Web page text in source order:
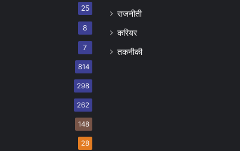
25
8
7
814
298
262
148
28
राजनीती
करियर
तकनीकी